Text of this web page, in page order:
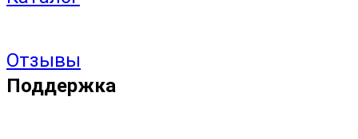
Отзывы
Поддержка